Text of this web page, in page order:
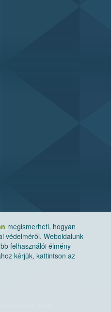
megismerheti, hogyan
védelméről. Weboldalunk
felhasználói élmény
kérjük, kattintson az
biztonsági Hivatal